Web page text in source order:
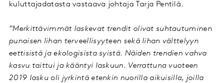
kuluttajadatasta vastaava johtaja Tarja Pentilä.
”Merkittävimmät laskevat trendit olivat suhtautuminen
punaisen lihan terveellisyyteen sekä lihan välttelyyn
eettisistä ja ekologisista syistä. Näiden trendien vahva
kasvu taittui ja kääntyi laskuun. Verrattuna vuoteen
2019 lasku oli jyrkintä etenkin nuorilla aikuisilla, joilla